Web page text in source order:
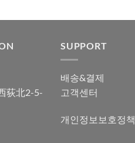
荻北2-5-
SUPPORT
배송&결제
고객센터
개인정보보호정책